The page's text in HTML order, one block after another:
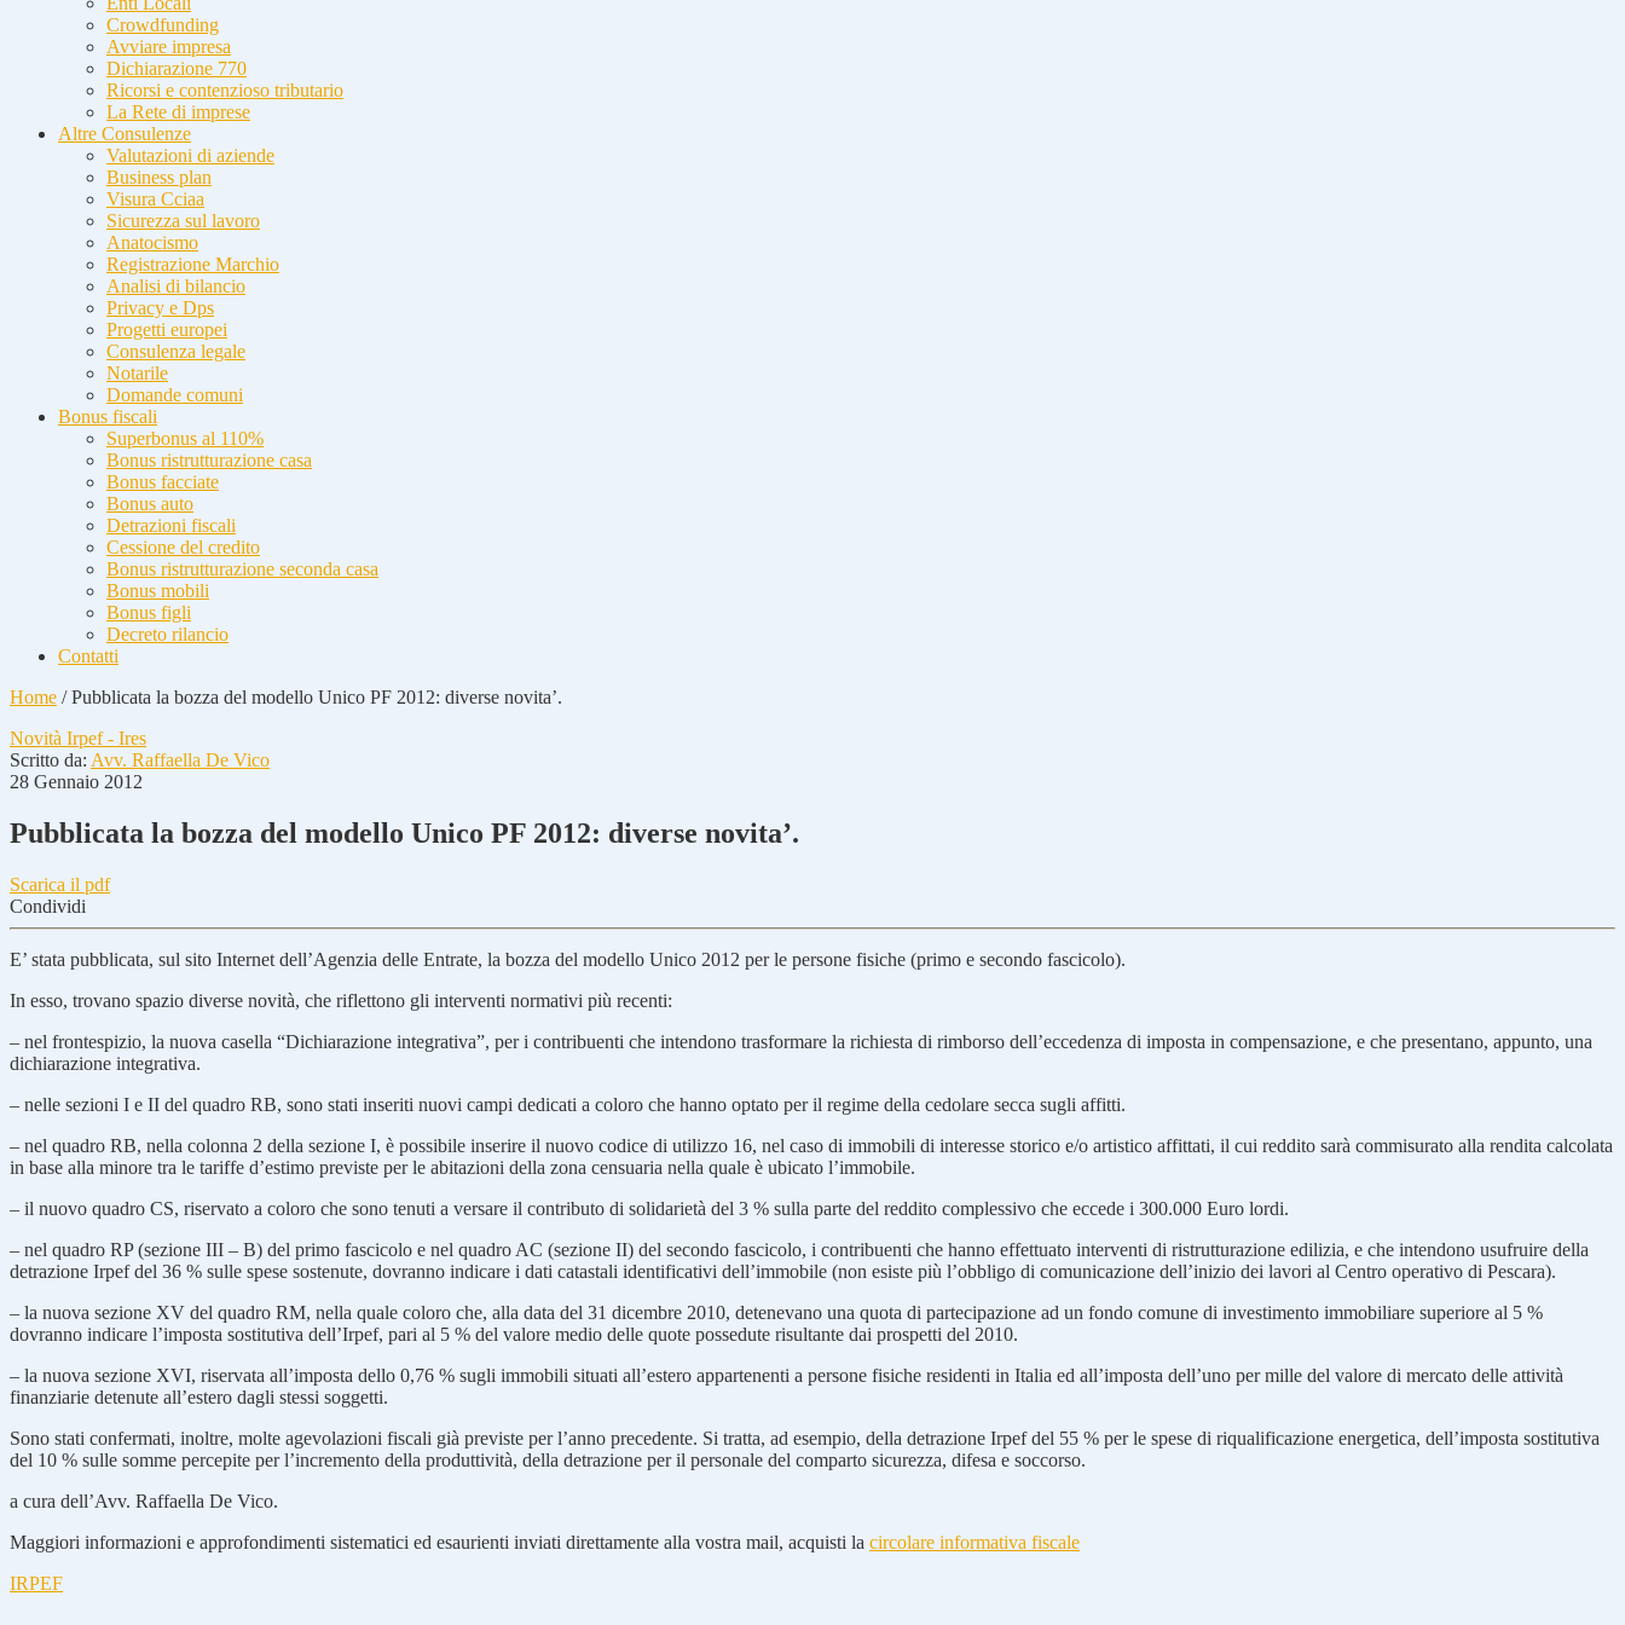
Crowdfunding
Avviare impresa
Dichiarazione 770
Ricorsi e contenzioso tributario
La Rete di imprese
Altre Consulenze
Valutazioni di aziende
Business plan
Visura Cciaa
Sicurezza sul lavoro
Anatocismo
Registrazione Marchio
Analisi di bilancio
Privacy e Dps
Progetti europei
Consulenza legale
Notarile
Domande comuni
Bonus fiscali
Superbonus al 110%
Bonus ristrutturazione casa
Bonus facciate
Bonus auto
Detrazioni fiscali
Cessione del credito
Bonus ristrutturazione seconda casa
Bonus mobili
Bonus figli
Decreto rilancio
Contatti
Home /Pubblicata la bozza del modello Unico PF 2012: diverse novita’.
Novità Irpef - Ires
Scritto da: Avv. Raffaella De Vico
28 Gennaio 2012
Pubblicata la bozza del modello Unico PF 2012: diverse novita’.
Scarica il pdf
Condividi
E’ stata pubblicata, sul sito Internet dell’Agenzia delle Entrate, la bozza del modello Unico 2012 per le persone fisiche (primo e secondo fascicolo).
In esso, trovano spazio diverse novità, che riflettono gli interventi normativi più recenti:
– nel frontespizio, la nuova casella “Dichiarazione integrativa”, per i contribuenti che intendono trasformare la richiesta di rimborso dell’eccedenza di imposta in compensazione, e che presentano, appunto, una
dichiarazione integrativa.
– nelle sezioni I e II del quadro RB, sono stati inseriti nuovi campi dedicati a coloro che hanno optato per il regime della cedolare secca sugli affitti.
– nel quadro RB, nella colonna 2 della sezione I, è possibile inserire il nuovo codice di utilizzo 16, nel caso di immobili di interesse storico e/o artistico affittati, il cui reddito sarà commisurato alla rendita calcolata
in base alla minore tra le tariffe d’estimo previste per le abitazioni della zona censuaria nella quale è ubicato l’immobile.
– il nuovo quadro CS, riservato a coloro che sono tenuti a versare il contributo di solidarietà del 3 % sulla parte del reddito complessivo che eccede i 300.000 Euro lordi.
– nel quadro RP (sezione III – B) del primo fascicolo e nel quadro AC (sezione II) del secondo fascicolo, i contribuenti che hanno effettuato interventi di ristrutturazione edilizia, e che intendono usufruire della
detrazione Irpef del 36 % sulle spese sostenute, dovranno indicare i dati catastali identificativi dell’immobile (non esiste più l’obbligo di comunicazione dell’inizio dei lavori al Centro operativo di Pescara).
– la nuova sezione XV del quadro RM, nella quale coloro che, alla data del 31 dicembre 2010, detenevano una quota di partecipazione ad un fondo comune di investimento immobiliare superiore al 5 %
dovranno indicare l’imposta sostitutiva dell’Irpef, pari al 5 % del valore medio delle quote possedute risultante dai prospetti del 2010.
– la nuova sezione XVI, riservata all’imposta dello 0,76 % sugli immobili situati all’estero appartenenti a persone fisiche residenti in Italia ed all’imposta dell’uno per mille del valore di mercato delle attività
finanziarie detenute all’estero dagli stessi soggetti.
Sono stati confermati, inoltre, molte agevolazioni fiscali già previste per l’anno precedente. Si tratta, ad esempio, della detrazione Irpef del 55 % per le spese di riqualificazione energetica, dell’imposta sostitutiva
del 10 % sulle somme percepite per l’incremento della produttività, della detrazione per il personale del comparto sicurezza, difesa e soccorso.
a cura dell’Avv. Raffaella De Vico.
Maggiori informazioni e approfondimenti sistematici ed esaurienti inviati direttamente alla vostra mail, acquisti la circolare informativa fiscale
IRPEF